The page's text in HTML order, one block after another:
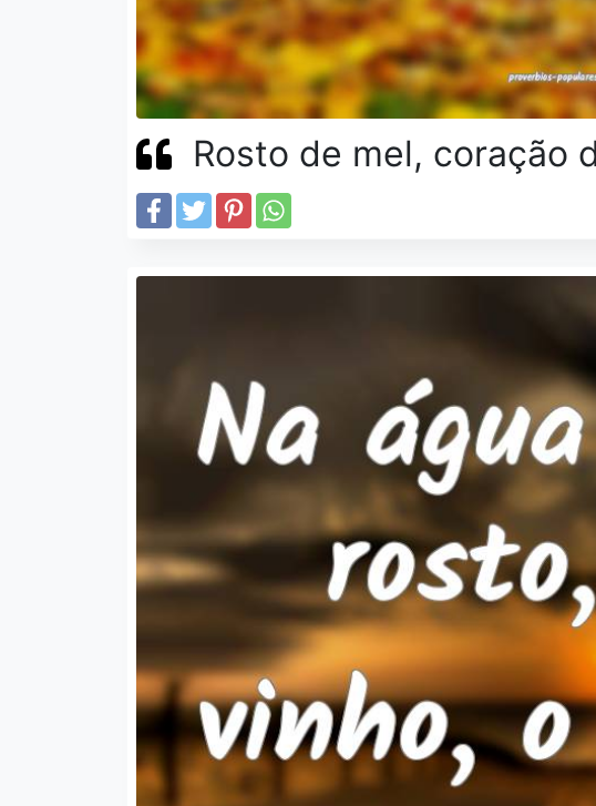
Rosto de mel, coração